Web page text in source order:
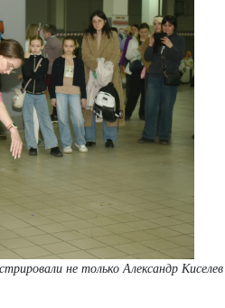
не только Александр